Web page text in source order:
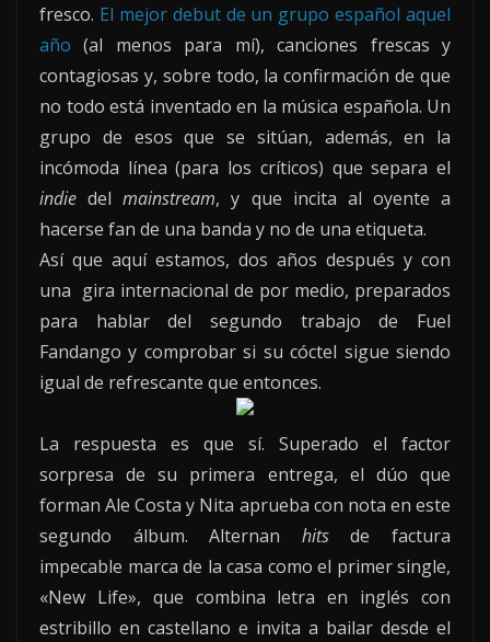
fresco. El mejor debut de un grupo español aquel
año (al menos para mí), canciones frescas y
contagiosas y, sobre todo, la confirmación de que
no todo está inventado en la música española. Un
grupo de esos que se sitúan, además, en la
incómoda línea (para los críticos) que separa el
indie delmainstream, y que incita al oyente a
hacerse fan de una banda y no de una etiqueta.
Así que aquí estamos, dos años después y con
una gira internacional de por medio, preparados
para hablar del segundo trabajo de Fuel
Fandango y comprobar si su cóctel sigue siendo
igual de refrescante que entonces.
La respuesta es que sí. Superado el factor
sorpresa de su primera entrega, el dúo que
forman Ale Costa y Nita aprueba con nota en este
segundo álbum. Alternan hitsde factura
impecable marca de la casa como el primer single,
«New Life», que combina letra en inglés con
estribillo en castellano e invita a bailar desde el